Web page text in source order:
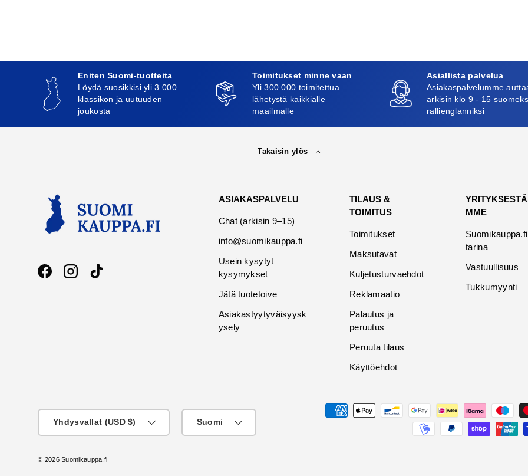
Eniten Suomi-tuotteita
Löydä suosikkisi yli 3 000
klassikon ja uutuuden
joukosta
Toimitukset minne vaan
Yli 300 000 toimitettua
lähetystä kaikkialle
maailmalle
Asiallista palvelua
Asiakaspalvelumme
arkisin klo 9 - 15
rallienglanniksi
Takaisin ylös
FacebookInstagramTikTok
ASIAKASPALVELU
Chat (arkisin 9–15)
info@suomikauppa.fi
Usein kysytyt
kysymykset
Jätä tuotetoive
Asiakastyytyväisyysk
ysely
TILAUS &
TOIMITUS
Toimitukset
Maksutavat
Kuljetusturvaehdot
Reklamaatio
Palautus ja
peruutus
Peruuta tilaus
Käyttöehdot
YRITYKSESTÄ
MME
Suomikauppa.fi
tarina
Vastuullisuus
Tukkumyynti
Maksutavat
Yhdysvallat (USD $)
Suomi
© 2026Suomikauppa.fi